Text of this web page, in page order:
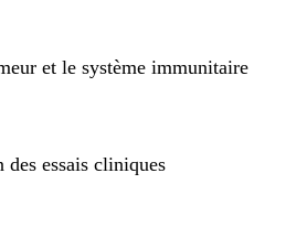
et le système immunitaire
essais cliniques